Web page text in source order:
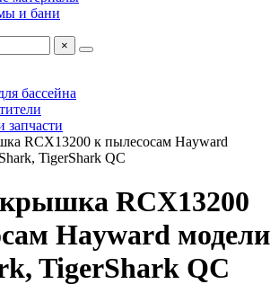
и бани
×
бассейна
запчасти
RCX13200 к пылесосам Hayward
TigerShark QC
RCX13200
Hayward модели
TigerShark QC